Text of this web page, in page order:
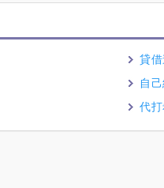
貸借
自
代打